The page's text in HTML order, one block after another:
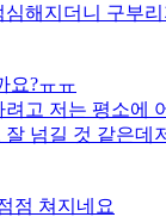
해지더니 구부
요?ㅠㅠ
고 저는 평소에
넘길 것 같은
점 쳐지네요